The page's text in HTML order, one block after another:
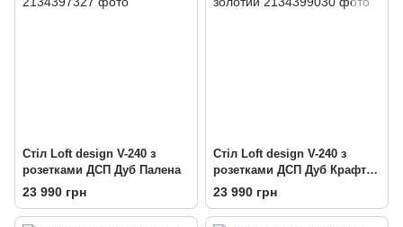
Стіл Loft design V-240 з
розетками ДСП Дуб Палена
23 990 грн
Стіл Loft design V-240 з
розетками ДСП Дуб Крафт
золотий
23 990 грн